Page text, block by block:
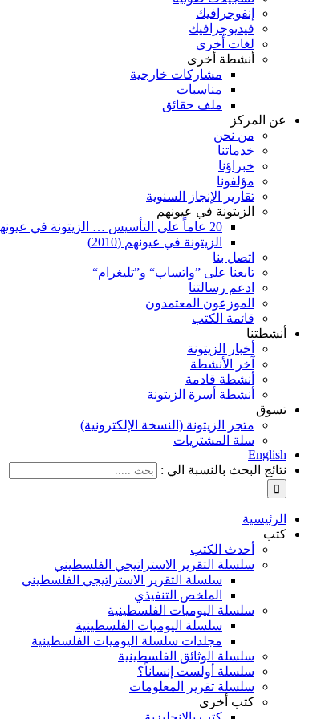
إنفوجرافيك
فيديوجرافيك
لغات أخرى
أنشطة أخرى
مشاركات خارجية
مناسبات
ملف حقائق
عن المركز
من نحن
خدماتنا
خبراؤنا
مؤلفونا
تقارير الإنجاز السنوية
الزيتونة في عيونهم
20 عاماً على التأسيس … الزيتونة في عيونهم (2024)
الزيتونة في عيونهم (2010)
اتصل بنا
تابعنا على ”واتساب“ و”تليغرام“
ادعم رسالتنا
الموزعون المعتمدون
قائمة الكتب
أنشطتنا
أخبار الزيتونة
آخر الأنشطة
أنشطة قادمة
أنشطة أسرة الزيتونة
تسوق
متجر الزيتونة (النسخة الإلكترونية)
سلة المشتريات
English
نتائج البحث بالنسبة الي :
الرئيسية
كتب
أحدث الكتب
سلسلة التقرير الاستراتيجي الفلسطيني
سلسلة التقرير الاستراتيجي الفلسطيني
الملخص التنفيذي
سلسلة اليوميات الفلسطينية
سلسلة اليوميات الفلسطينية
مجلدات سلسلة اليوميات الفلسطينية
سلسلة الوثائق الفلسطينية
سلسلة أولست إنساناً؟
سلسلة تقرير المعلومات
كتب أخرى